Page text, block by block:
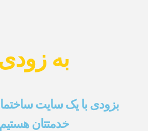
به
بزودی با یک سایت
خدمتتان هستیم